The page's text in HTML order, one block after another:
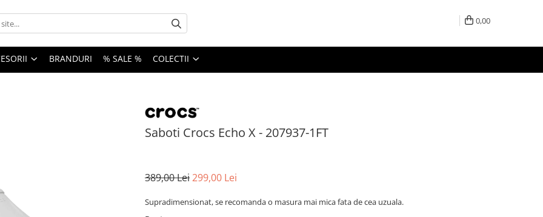
0,00
BRANDURI % SALE % COLECTII
Saboti Crocs Echo X - 207937-1FT
389,00 Lei299,00 Lei
Supradimensionat, se recomanda o masura mai mica fata de cea uzuala.